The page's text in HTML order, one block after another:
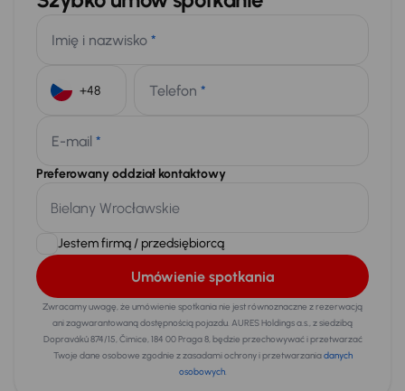
Imię i nazwisko *
Telefon *
E-mail *
Preferowany oddział kontaktowy
Jestem firmą / przedsiębiorcą
Umówienie spotkania
Zwracamy uwagę, że umówienie spotkania nie jest równoznaczne z rezerwacją
ani zagwarantowaną dostępnością pojazdu. AURES Holdings a.s., z siedzibą
Dopraváků 874/15, Čimice, 184 00 Praga 8, będzie przechowywać i przetwarzać
Twoje dane osobowe zgodnie z zasadami ochrony i przetwarzaniadanych
osobowych.